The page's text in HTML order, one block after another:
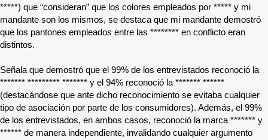
*****) que “consideran” que los colores empleados por ***** y mi
mandante son los mismos, se destaca que mi mandante demostró
que los pantones empleados entre las ******** en conflicto eran
distintos.
Señala que demostró que el 99% de los entrevistados reconoció la
******* ********* ******* y el 94% reconoció la ******* ******
(destacándose que ante dicho reconocimiento se evitaba cualquier
tipo de asociación por parte de los consumidores). Además, el 99%
de los entrevistados, en ambos casos, reconoció la marca ******* y
****** de manera independiente, invalidando cualquier argumento